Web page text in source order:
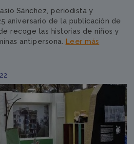
Sánchez, periodista y
aniversario de la publicación de
recoge las historias de niños y
antipersona. Leer más